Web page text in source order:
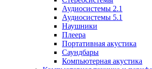
Аудиосистемы 2.1
Аудиосистемы 5.1
Наушники
Плеера
Портативная акустика
Саундбары
Компьютерная акустика